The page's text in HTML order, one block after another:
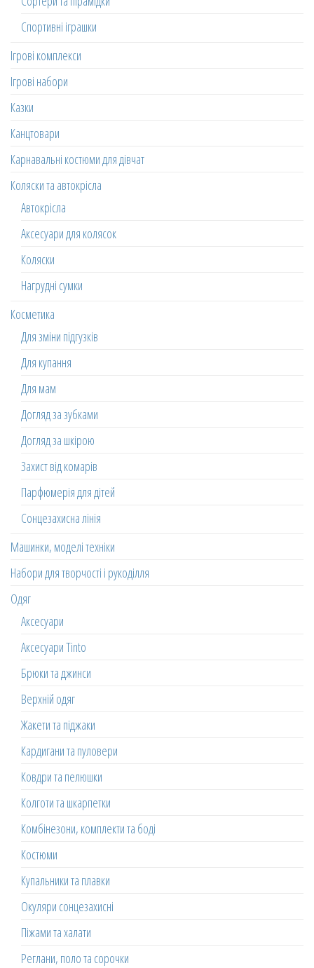
Спортивні іграшки
Ігрові комплекси
Ігрові набори
Казки
Канцтовари
Карнавальні костюми для дівчат
Коляски та автокрісла
Автокрісла
Аксесуари для колясок
Коляски
Нагрудні сумки
Косметика
Для зміни підгузків
Для купання
Для мам
Догляд за зубками
Догляд за шкірою
Захист від комарів
Парфюмерія для дітей
Сонцезахисна лінія
Машинки, моделі техніки
Набори для творчості і рукоділля
Одяг
Аксесуари
Аксесуари Tinto
Брюки та джинси
Верхній одяг
Жакети та піджаки
Кардигани та пуловери
Ковдри та пелюшки
Колготи та шкарпетки
Комбінезони, комплекти та боді
Костюми
Купальники та плавки
Окуляри сонцезахисні
Піжами та халати
Реглани, поло та сорочки